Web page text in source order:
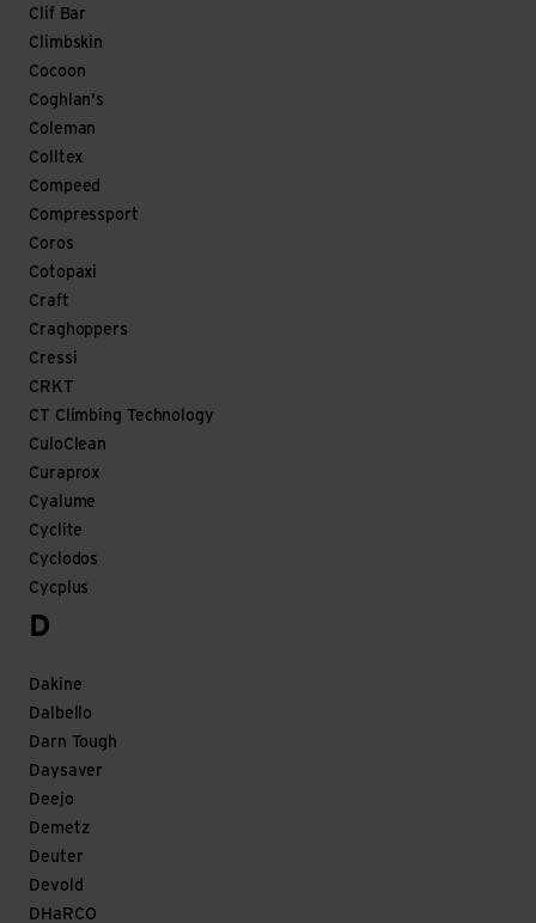
Clif Bar
Climbskin
Cocoon
Coghlan's
Coleman
Colltex
Compeed
Compressport
Coros
Cotopaxi
Craft
Craghoppers
Cressi
CRKT
CT Climbing Technology
CuloClean
Curaprox
Cyalume
Cyclite
Cyclodos
Cycplus
D
Dakine
Dalbello
Darn Tough
Daysaver
Deejo
Demetz
Deuter
Devold
DHaRCO